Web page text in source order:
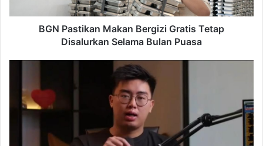
Bulan
BGN Pastikan Makan Bergizi Gratis Tetap
Disalurkan Selama Bulan Puasa
Penipuan
Kripto,
Influencer